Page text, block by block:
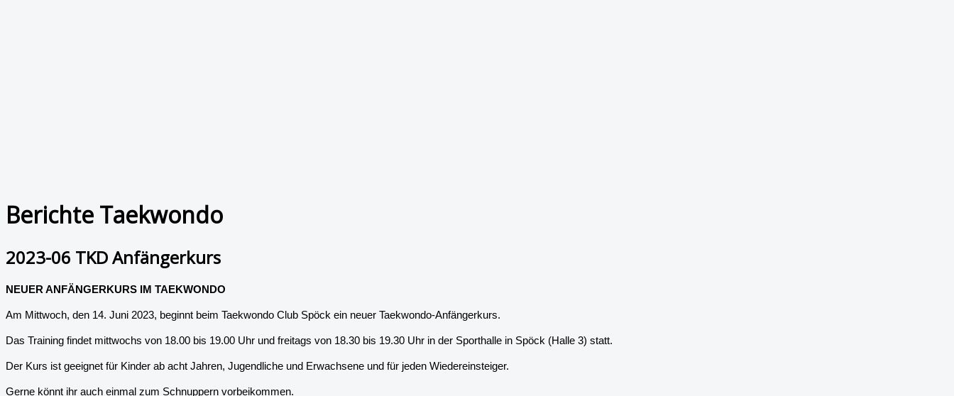
Berichte Taekwondo
2023-06 TKD Anfängerkurs
NEUER ANFÄNGERKURS IM TAEKWONDO
Am Mittwoch, den 14. Juni 2023, beginnt beim Taekwondo Club Spöck ein neuer Taekwondo-Anfängerkurs.
Das Training findet mittwochs von 18.00 bis 19.00 Uhr und freitags von 18.30 bis 19.30 Uhr in der Sporthalle in Spöck (Halle 3) statt.
Der Kurs ist geeignet für Kinder ab acht Jahren, Jugendliche und Erwachsene und für jeden Wiedereinsteiger.
Gerne könnt ihr auch einmal zum Schnuppern vorbeikommen.